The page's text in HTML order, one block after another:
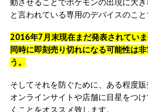
動させることでポケモンの出現に大
と言われている専用のデバイスのこと
2016年7月末現在まだ発表されてい
同時に即刻売り切れになる可能性は
う。
そしてそれを防ぐために、ある程度
オンラインサイトや店舗に目星をつ
くことをオススメ致します。